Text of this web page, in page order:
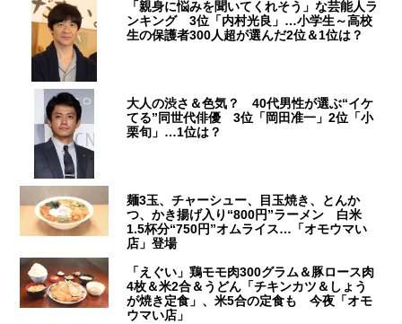
「親身に悩みを聞いてくれそう」な芸能人ラ
ンキング 3位「内村光良」…小学生～高校
生の保護者300人超が選んだ2位＆1位は？
大人の渋さ＆色気？ 40代男性が選ぶ“イケ
てる”同世代俳優 3位「岡田准一」2位「小
栗旬」…1位は？
麺3玉、チャーシュー、目玉焼き、とんか
つ、かき揚げ入り“800円”ラーメン 白米
1.5杯分“750円”オムライス…「オモウマい
店」登場
「えぐい」鶏モモ肉300グラム＆豚ロース肉
4枚＆米2合＆うどん「チキンカツ＆しょう
が焼き定食」、米5合の定食も 今夜「オモ
ウマい店」